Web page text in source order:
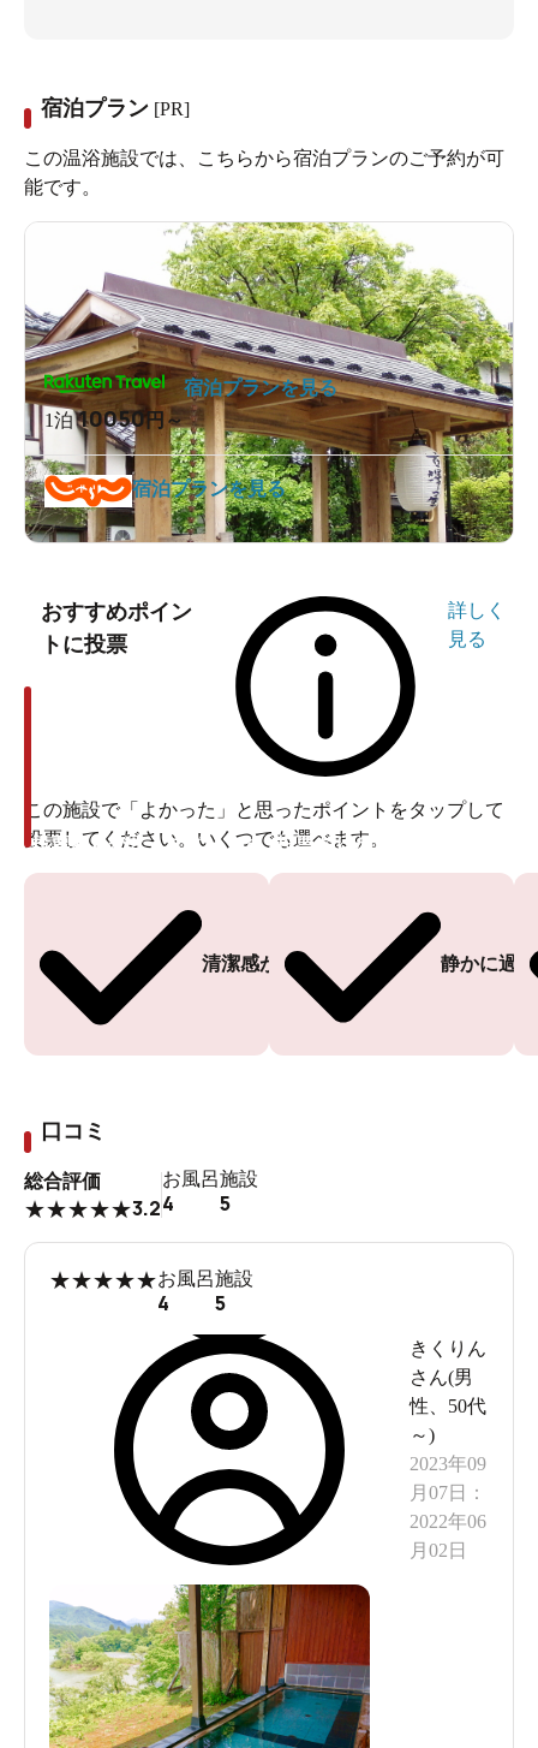
宿泊プラン [PR]
この温浴施設では、こちらから宿泊プランのご予約が可
能です。
1泊10050円～
宿泊プランを見る
宿泊プランを見る
おすすめポイン
トに投票
詳しく
見る
この施設で「よかった」と思ったポイントをタップして
投票してください。いくつでも選べます。
清潔感がある
投票ありがとうございます
静かに過
投票ありがとうございます
口コミ
総合評価
★★★★★3.2
お風呂
4
施設
5
★★★★★お風呂
4
施設
5
きくりん
さん(男
性
50代
～)
2023年09
月07日
：
2022年06
月02日